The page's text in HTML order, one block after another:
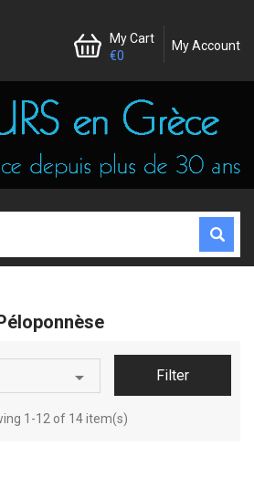
My Account
My Cart
€0
 Filter
1-12 of 14 item(s)